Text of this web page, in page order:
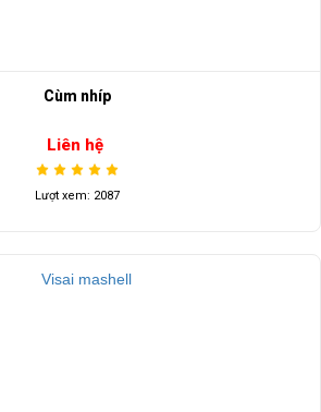
Cùm nhíp
Liên hệ
Lượt xem: 2087